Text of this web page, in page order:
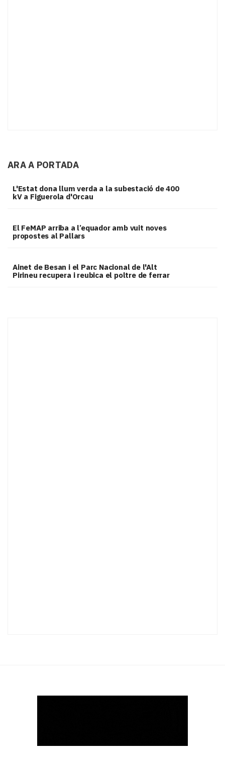
ARA A PORTADA
L'Estat dona llum verda a la subestació de 400
kV a Figuerola d'Orcau
El FeMAP arriba a l’equador amb vuit noves
propostes al Pallars
Ainet de Besan i el Parc Nacional de l'Alt
Pirineu recupera i reubica el poltre de ferrar